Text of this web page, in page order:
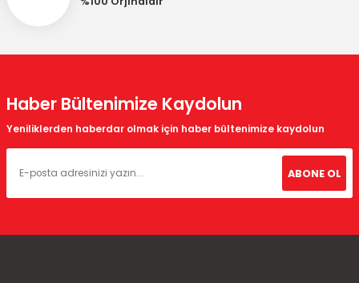
Haber Bültenimize Kaydolun
Yeniliklerden haberdar olmak için haber bültenimize kaydolun
ABONE OL